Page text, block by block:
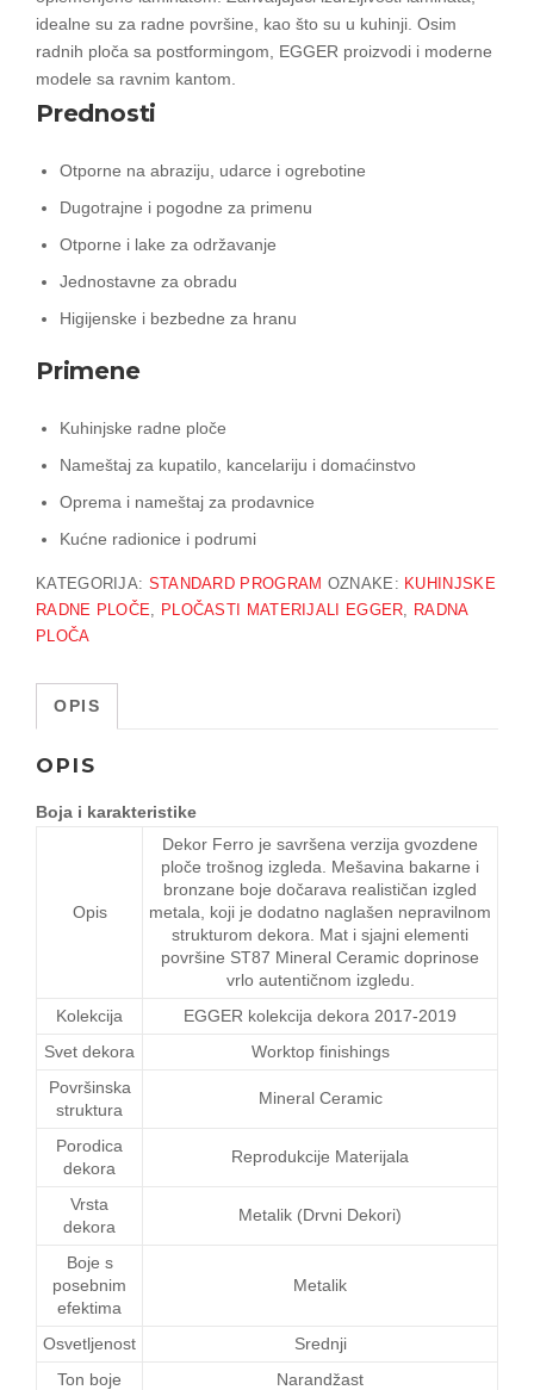
idealne su za radne površine, kao što su u kuhinji. Osim
radnih ploča sa postformingom, EGGER proizvodi i moderne
modele sa ravnim kantom.
Prednosti
Otporne na abraziju, udarce i ogrebotine
Dugotrajne i pogodne za primenu
Otporne i lake za održavanje
Jednostavne za obradu
Higijenske i bezbedne za hranu
Primene
Kuhinjske radne ploče
Nameštaj za kupatilo, kancelariju i domaćinstvo
Oprema i nameštaj za prodavnice
Kućne radionice i podrumi
KATEGORIJA: STANDARD PROGRAM OZNAKE: KUHINJSKE
RADNE PLOČE
PLOČASTI MATERIJALI EGGER
RADNA
PLOČA
OPIS
OPIS
Boja i karakteristike
Opis
Dekor Ferro je savršena verzija gvozdene
ploče trošnog izgleda. Mešavina bakarne i
bronzane boje dočarava realističan izgled
metala, koji je dodatno naglašen nepravilnom
strukturom dekora. Mat i sjajni elementi
površine ST87 Mineral Ceramic doprinose
vrlo autentičnom izgledu.
Kolekcija
EGGER kolekcija dekora 2017-2019
Svet dekora
Worktop finishings
Površinska
struktura
Mineral Ceramic
Porodica
dekora
Reprodukcije Materijala
Vrsta
dekora
Metalik (Drvni Dekori)
Boje s
posebnim
efektima
Metalik
Osvetljenost
Srednji
Ton boje
Narandžast